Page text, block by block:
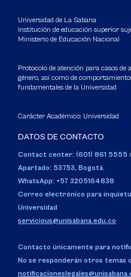
Universidad de La Sabana
Institución de educación superior
Ministerio de Educación Nacional
Protocolo de atención para casos de
género, así como de
fundamentales de la Universidad
Carácter Académico: Universidad
DATOS DE CONTACTO
Contact center: (601) 861 5555 /
Apartado: 53753, Bogotá.
WhatsApp: +57 3205164838
Correo electrónico para
Universidad
servicious@unisabana.edu.co
Contacto únicamente para
No se responderán otros temas